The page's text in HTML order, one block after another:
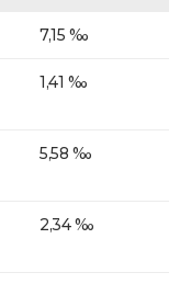
7,15 ‰
1,41 ‰
5,58 ‰
2,34 ‰